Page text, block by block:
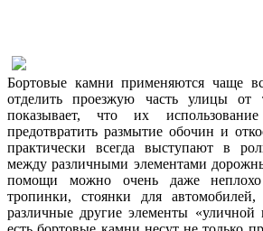
Бортовые камни применяются чаще
отделить проезжую часть улицы от
показывает, что их
предотвратить размытие обочин и
практически всегда выступают в
между различными элементами
помощи можно очень даже неплохо
тропинки, стоянки для
различные другие элементы «уличной